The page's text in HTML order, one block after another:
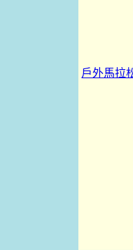
戶外馬拉